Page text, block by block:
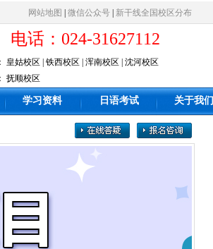
网站地图 微信公众号 新干线全国校区分布
电话：024-31627112
皇姑校区 铁西校区 浑南校区
沈河校区
抚顺校区
学习资料 日语考试 关于我们